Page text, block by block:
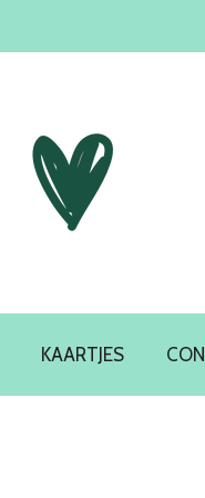
KAARTJES